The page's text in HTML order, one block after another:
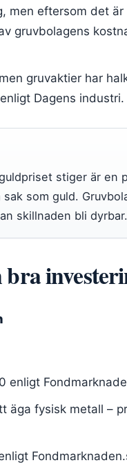
men eftersom det
gruvbolagens
gruvaktier har
Dagens industri.
stiger är en
som guld.
skillnaden bli dyrbar.
enligt
äga fysisk metall –